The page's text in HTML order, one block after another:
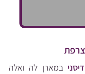
צרפת
במארן לה ואלה